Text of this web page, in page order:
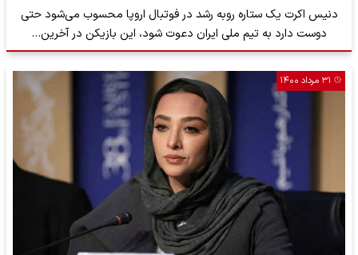
دنیس اکرت یک ستاره روبه رشد در فوتبال اروپا محسوب می‌شود حتی
دوست دارد به تیم ملی ایران دعوت شود، این بازیکن در آخرین…
۳۱ مرداد ۱۴۰۰